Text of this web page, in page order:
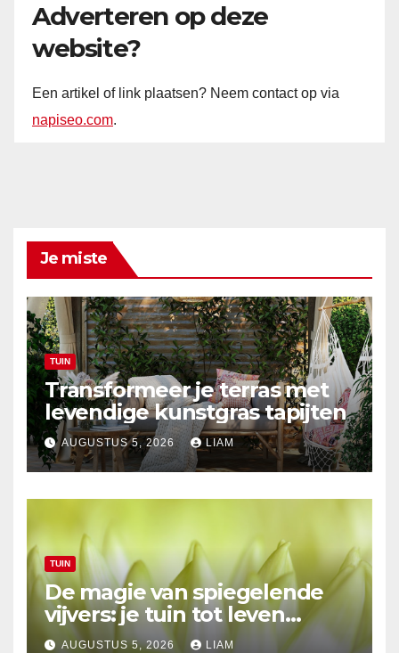
Adverteren op deze
website?
Een artikel of link plaatsen? Neem contact op via
napiseo.com.
Je miste
TUIN
Transformeer je terras met
levendige kunstgras tapijten
AUGUSTUS 5, 2026 LIAM
TUIN
De magie van spiegelende
vijvers: je tuin tot leven
brengen
AUGUSTUS 5, 2026 LIAM